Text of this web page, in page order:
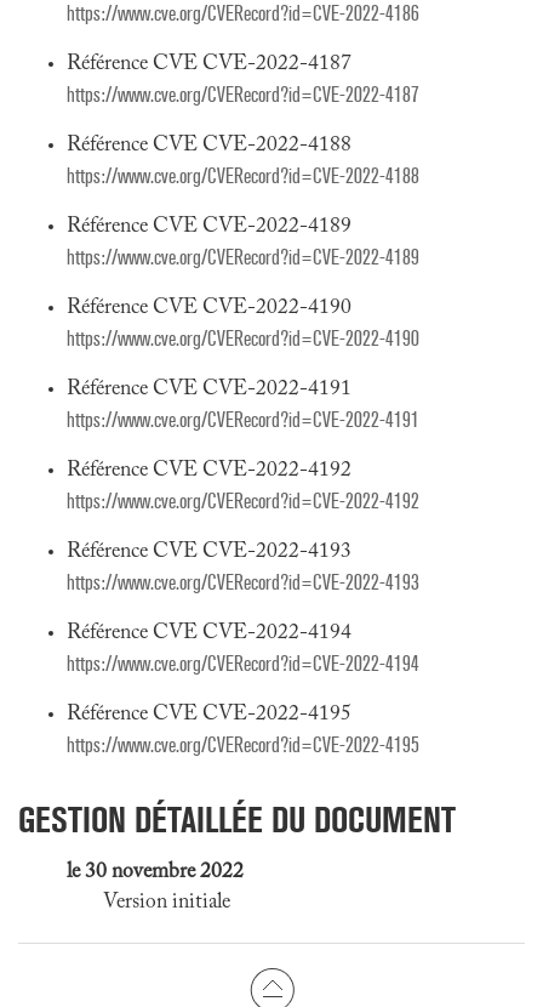
https://www.cve.org/CVERecord?id=CVE-2022-4186
Référence CVE CVE-2022-4187
https://www.cve.org/CVERecord?id=CVE-2022-4187
Référence CVE CVE-2022-4188
https://www.cve.org/CVERecord?id=CVE-2022-4188
Référence CVE CVE-2022-4189
https://www.cve.org/CVERecord?id=CVE-2022-4189
Référence CVE CVE-2022-4190
https://www.cve.org/CVERecord?id=CVE-2022-4190
Référence CVE CVE-2022-4191
https://www.cve.org/CVERecord?id=CVE-2022-4191
Référence CVE CVE-2022-4192
https://www.cve.org/CVERecord?id=CVE-2022-4192
Référence CVE CVE-2022-4193
https://www.cve.org/CVERecord?id=CVE-2022-4193
Référence CVE CVE-2022-4194
https://www.cve.org/CVERecord?id=CVE-2022-4194
Référence CVE CVE-2022-4195
https://www.cve.org/CVERecord?id=CVE-2022-4195
GESTION DÉTAILLÉE DU DOCUMENT
le 30 novembre 2022
Version initiale